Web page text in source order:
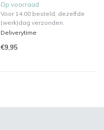
Op voorraad
Voor 14.00 besteld, dezelfde
(werk)dag verzonden.
Deliverytime
€9,95